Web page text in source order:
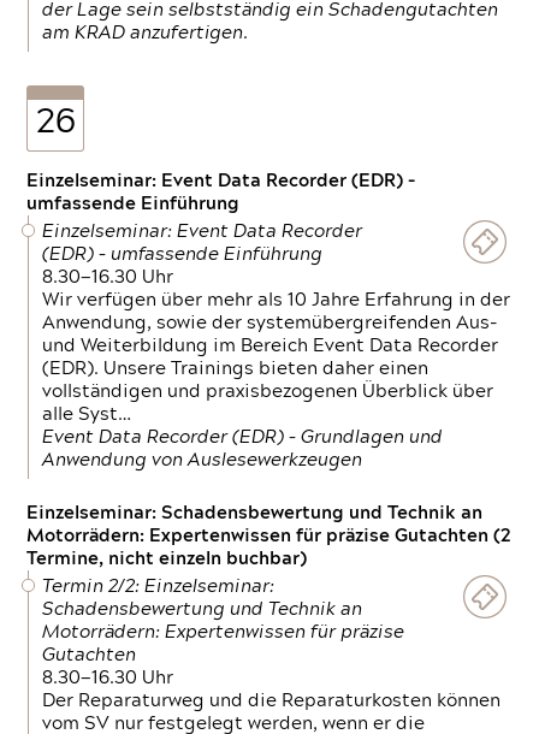
der Lage sein selbstständig ein Schadengutachten
am KRAD anzufertigen.
26
Einzelseminar: Event Data Recorder (EDR) –
umfassende Einführung
Einzelseminar: Event Data Recorder
(EDR) – umfassende Einführung
8.30—16.30 Uhr
Wir verfügen über mehr als 10 Jahre Erfahrung in der
Anwendung, sowie der systemübergreifenden Aus-
und Weiterbildung im Bereich Event Data Recorder
(EDR). Unsere Trainings bieten daher einen
vollständigen und praxisbezogenen Überblick über
alle Syst…
Event Data Recorder (EDR) – Grundlagen und
Anwendung von Auslesewerkzeugen
Einzelseminar: Schadensbewertung und Technik an
Motorrädern: Expertenwissen für präzise Gutachten (2
Termine, nicht einzeln buchbar)
Termin 2/2: Einzelseminar:
Schadensbewertung und Technik an
Motorrädern: Expertenwissen für präzise
Gutachten
8.30—16.30 Uhr
Der Reparaturweg und die Reparaturkosten können
vom SV nur festgelegt werden, wenn er die